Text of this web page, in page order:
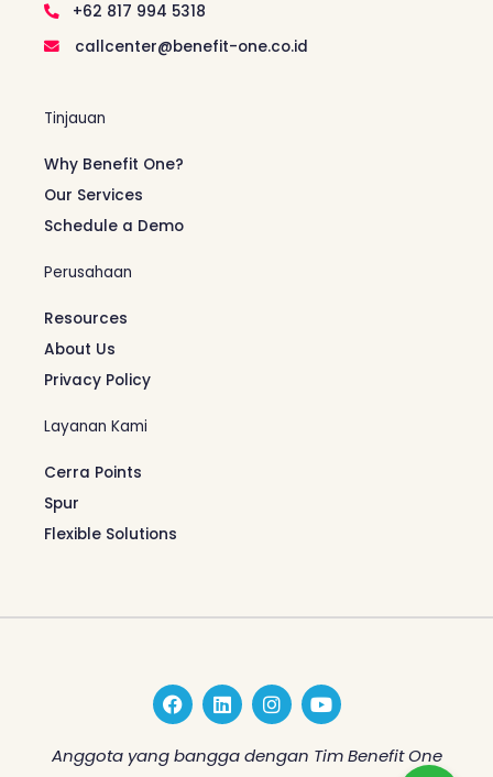
+62 817 994 5318
callcenter@benefit-one.co.id
Tinjauan
Why Benefit One?
Our Services
Schedule a Demo
Perusahaan
Resources
About Us
Privacy Policy
Layanan Kami
Cerra Points
Spur
Flexible Solutions
F
a
c
e
L
i
n
k
I
n
s
t
Y
o
u
t
Anggota yang bangga dengan Tim Benefit One